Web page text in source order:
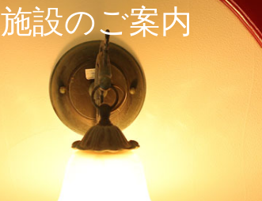
施設のご案内